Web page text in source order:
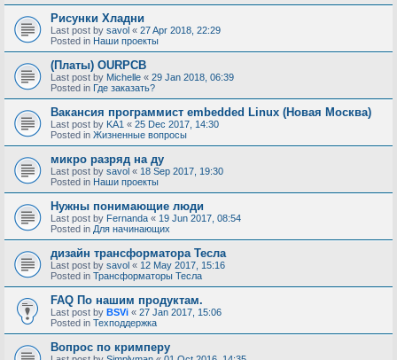
Рисунки Хладни
Last post by savol « 27 Apr 2018, 22:29
Posted in Наши проекты
(Платы) OURPCB
Last post by Michelle « 29 Jan 2018, 06:39
Posted in Где заказать?
Вакансия программист embedded Linux (Новая Москва)
Last post by KA1 « 25 Dec 2017, 14:30
Posted in Жизненные вопросы
микро разряд на ду
Last post by savol « 18 Sep 2017, 19:30
Posted in Наши проекты
Нужны понимающие люди
Last post by Fernanda « 19 Jun 2017, 08:54
Posted in Для начинающих
дизайн трансформатора Тесла
Last post by savol « 12 May 2017, 15:16
Posted in Трансформаторы Тесла
FAQ По нашим продуктам.
Last post by BSVi « 27 Jan 2017, 15:06
Posted in Техподдержка
Вопрос по кримперу